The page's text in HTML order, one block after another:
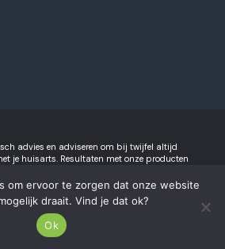
advies en adviseren om bij twijfel altijd
je huisarts. Resultaten met onze producten
privacyverklaring
is onderdeel van Recept voor Succes B.V.
© Gezonderecepten.nl.
om ervoor te zorgen dat onze website
draait. Vind je dat ok?
Ok